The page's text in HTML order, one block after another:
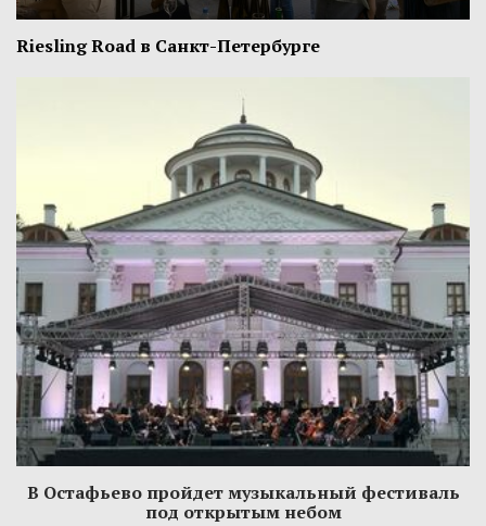
Riesling Road в Санкт-Петербурге
В Остафьево пройдет музыкальный фестиваль
под открытым небом